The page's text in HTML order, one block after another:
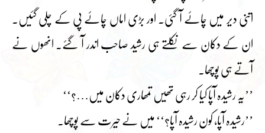
اتنی دیر میں چائے آ گئی۔ اور بڑی اماں چائے پی کے چلی گئیں۔
ان کے دکان سے نکلتے ہی رشید صاحب اندر آ گئے۔ انھوں نے
آتے ہی پوچھا۔
’’یہ رشیدہ آپا کیا کر رہی تھیں تمھاری دکان میں…؟‘‘
’’رشیدہ آپا، کون رشیدہ آپا؟‘‘ میں نے حیرت سے پوچھا۔